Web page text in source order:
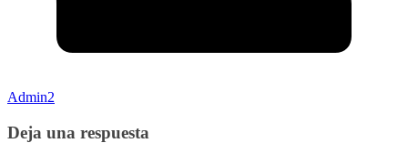
Admin2
Deja una respuesta